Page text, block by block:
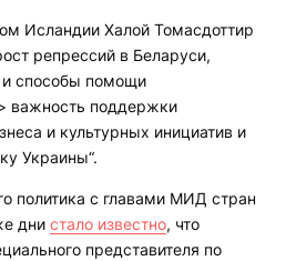
Исландии Халой Томасдоттир
репрессий в Беларуси,
способы помощи
важность поддержки
и культурных инициатив и
Украины“.
политика с главами МИД стран
дни стало известно, что
представителя по